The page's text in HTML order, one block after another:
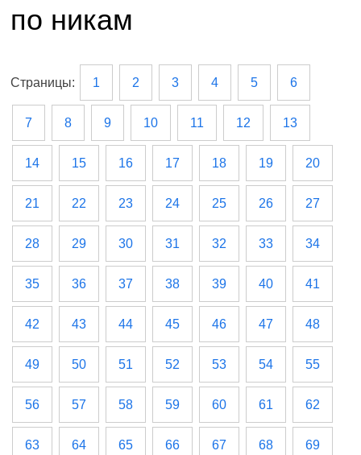
по никам
Страницы: 1 2 3 4 5 6
7 8 9 10 11 12 13
14 15 16 17 18 19 20
21 22 23 24 25 26 27
28 29 30 31 32 33 34
35 36 37 38 39 40 41
42 43 44 45 46 47 48
49 50 51 52 53 54 55
56 57 58 59 60 61 62
63 64 65 66 67 68 69